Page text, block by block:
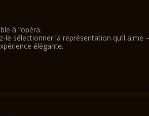
à l’opéra.
le sélectionner la représentation qu’il
élégante.